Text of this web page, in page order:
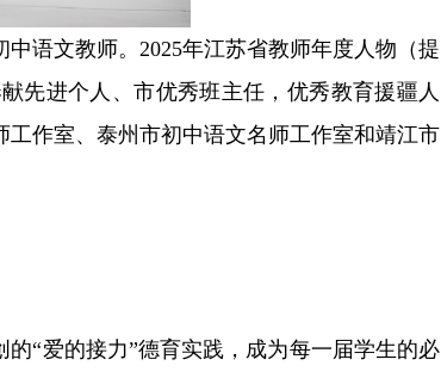
语文教师。2025年江苏省教师年度人物（提
先进个人、市优秀班主任，优秀教育援疆人
作室、泰州市初中语文名师工作室和靖江市
“爱的接力”德育实践，成为每一届学生的必